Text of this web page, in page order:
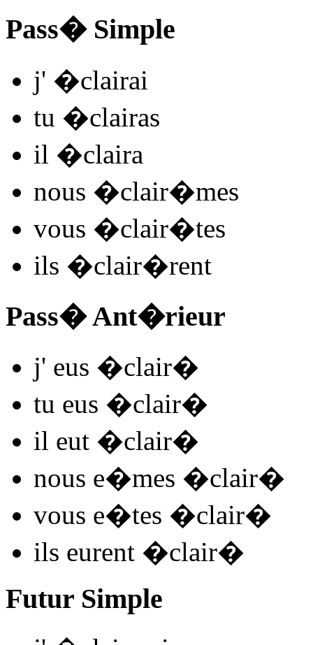
Pass� Simple
j' �clairai
tu �clairas
il �claira
nous �clair�mes
vous �clair�tes
ils �clair�rent
Pass� Ant�rieur
j' eus �clair�
tu eus �clair�
il eut �clair�
nous e�mes �clair�
vous e�tes �clair�
ils eurent �clair�
Futur Simple